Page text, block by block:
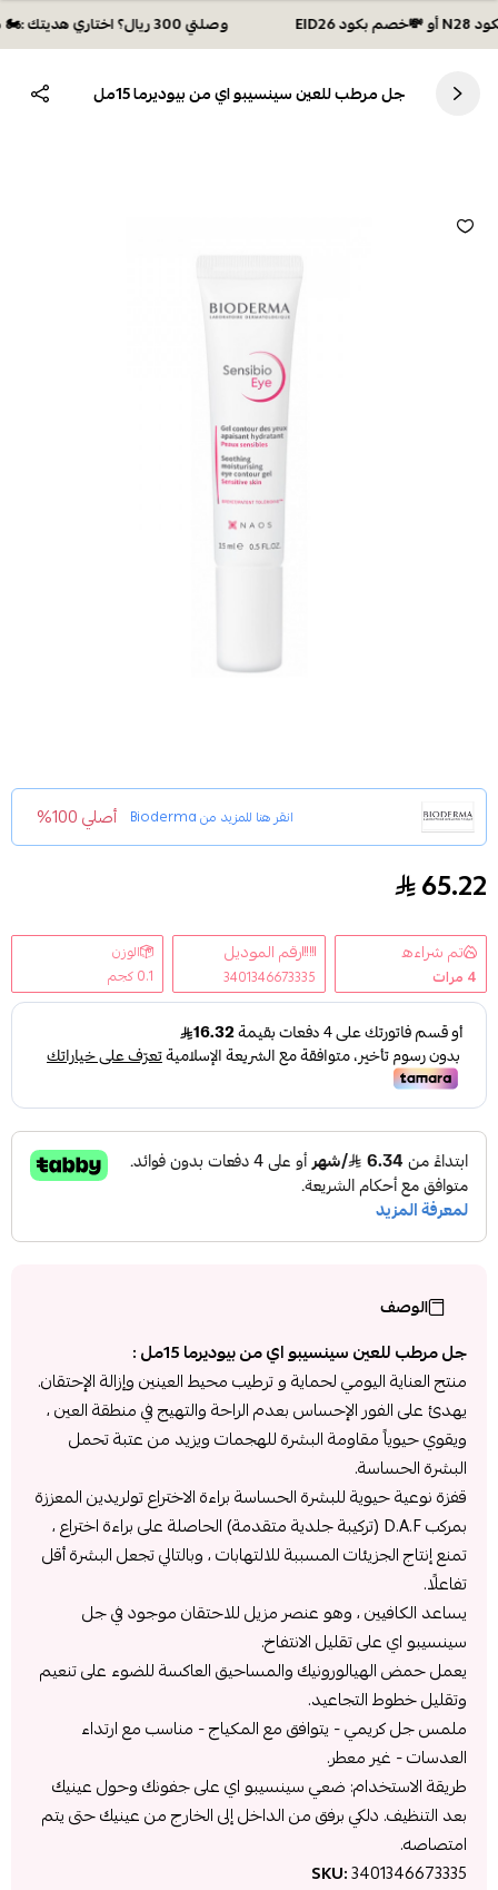
وصلتي 300 ريال؟ اختاري هديتك :🏍 شحن مجاني بكود N28 أو 💸خصم بكود EID26
جل مرطب للعين سينسيبو اي من بيوديرما 15مل
انقر هنا للمزيد منBioderma أصلي 100%
جل مرطب للعين سينسيبو اي من بيوديرما 15مل
65.22
تم شراءه
4 مرات
رقم الموديل
3401346673335
الوزن
0.1 كجم
الوصف
جل مرطب للعين سينسيبو اي من بيوديرما 15مل :
منتج العناية اليومي لحماية و ترطيب محيط العينين وإزالة الإحتقان.
يهدئ على الفور الإحساس بعدم الراحة والتهيج في منطقة العين ،
ويقوي حيوياً مقاومة البشرة للهجمات ويزيد من عتبة تحمل
البشرة الحساسة.
قفزة نوعية حيوية للبشرة الحساسة براءة الاختراع تولريدين المعززة
بمركب D.A.F (تركيبة جلدية متقدمة) الحاصلة على براءة اختراع ،
تمنع إنتاج الجزيئات المسببة للالتهابات ، وبالتالي تجعل البشرة أقل
تفاعلًا.
يساعد الكافيين ، وهو عنصر مزيل للاحتقان موجود في جل
سينسيبو اي على تقليل الانتفاخ.
يعمل حمض الهيالورونيك والمساحيق العاكسة للضوء على تنعيم
وتقليل خطوط التجاعيد.
ملمس جل كريمي - يتوافق مع المكياج - مناسب مع ارتداء
العدسات - غير معطر.
طريقة الاستخدام: ضعي سينسيبو اي على جفونك وحول عينيك
بعد التنظيف. دلكي برفق من الداخل إلى الخارج من عينيك حتى يتم
امتصاصه.
SKU:3401346673335